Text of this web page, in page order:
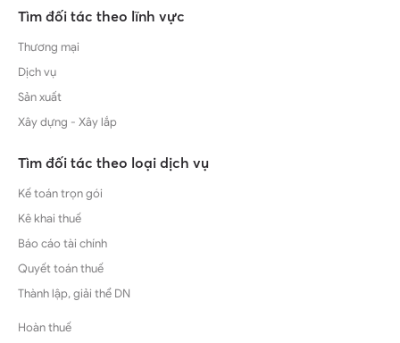
Tìm đối tác theo lĩnh vực
Thương mại
Dịch vụ
Sản xuất
Xây dựng - Xây lắp
Tìm đối tác theo loại dịch vụ
Kế toán trọn gói
Kê khai thuế
Báo cáo tài chính
Quyết toán thuế
Thành lập, giải thể DN
Hoàn thuế